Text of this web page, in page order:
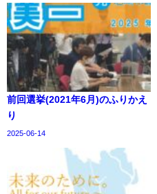
前回選挙(2021年6月)のふりかえ
り
2025-06-14